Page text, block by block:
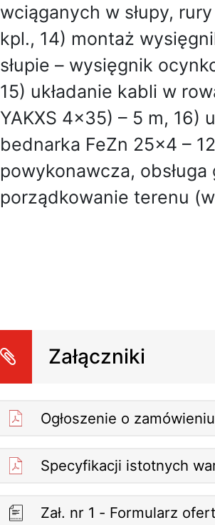
wciąganych w słupy,
kpl., 14) montaż
słupie – wysięgnik
15) układanie kabli w
YAKXS 4x35) – 5 m, 16)
bednarka FeZn 25x4 –
powykonawcza,
porządkowanie terenu
Załączniki
Ogłoszenie o
Specyfikacji istotnych
Zał. nr 1 - Formularz